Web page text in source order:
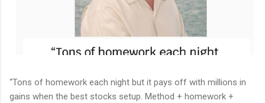
“Tons of homework each night but it pays off with millions in
gains when the best stocks setup. Method + homework +